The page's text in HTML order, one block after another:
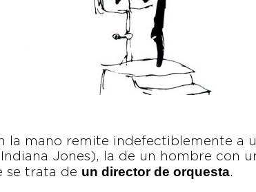
la mano remite indefectiblemente a
Jones), la de un hombre con
se trata de un director de orquesta.